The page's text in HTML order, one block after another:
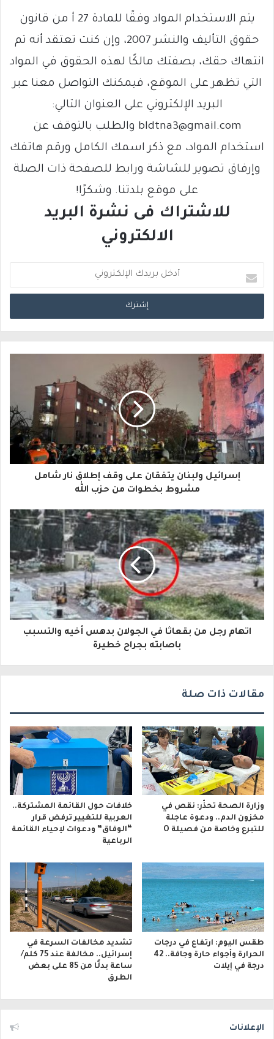
يتم الاستخدام المواد وفقًا للمادة 27 أ من قانون
حقوق التأليف والنشر 2007، وإن كنت تعتقد أنه تم
انتهاك حقك، بصفتك مالكًا لهذه الحقوق في المواد
التي تظهر على الموقع، فيمكنك التواصل معنا عبر
البريد الإلكتروني على العنوان التالي:
bldtna3@gmail.com والطلب بالتوقف عن
استخدام المواد، مع ذكر اسمك الكامل ورقم هاتفك
وإرفاق تصوير للشاشة ورابط للصفحة ذات الصلة
على موقع بلدتنا. وشكرًا!
للاشتراك فى نشرة البريد
الالكتروني
د
خ
ب
ي
د
ك
ا
إ
ل
ك
ت
ر
و
إسرائيل ولبنان يتفقان على وقف إطلاق نار شامل
مشروط بخطوات من حزب الله
اتهام رجل من بقعاثا في الجولان بدهس أخيه والتسبب
باصابته بجراح خطيرة
مقالات ذات صلة
وزارة الصحة تحذّر: نقص في
مخزون الدم.. ودعوة عاجلة
للتبرع وخاصة من فصيلة O
خلافات حول القائمة المشتركة..
العربية للتغيير ترفض قرار
“الوفاق” ودعوات لإحياء القائمة
الرباعية
طقس اليوم: ارتفاع في درجات
الحرارة وأجواء حارة وجافة.. 42
درجة في إيلات
تشديد مخالفات السرعة في
إسرائيل.. مخالفة عند 75 كلم/
ساعة بدلًا من 85 على بعض
الطرق
الإعلانات